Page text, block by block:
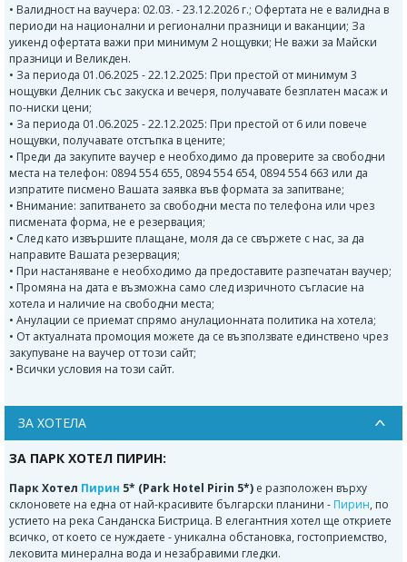
• Валидност на ваучера: 02.03. - 23.12.2026 г.; Офертата не е валидна в
периоди на национални и регионални празници и ваканции; За
уикенд офертата важи при минимум 2 нощувки; Не важи за Майски
празници и Великден.
• За периода 01.06.2025 - 22.12.2025: При престой от минимум 3
нощувки Делник със закуска и вечеря, получавате безплатен масаж и
по-ниски цени;
• За периода 01.06.2025 - 22.12.2025: При престой от 6 или повече
нощувки, получавате отстъпка в цените;
• Преди да закупите ваучер е необходимо да проверите за свободни
места на телефон: 0894 554 655, 0894 554 654, 0894 554 663 или да
изпратите писмено Вашата заявка във формата за запитване;
• Внимание: запитването за свободни места по телефона или чрез
писмената форма, не е резервация;
• След като извършите плащане, моля да се свържете с нас, за да
направите Вашата резервация;
• При настаняване е необходимо да предоставите разпечатан ваучер;
• Промяна на дата е възможна само след изричното съгласие на
хотела и наличие на свободни места;
• Анулации се приемат спрямо анулационната политика на хотела;
• От актуалната промоция можете да се възползвате единствено чрез
закупуване на ваучер от този сайт;
• Всички условия на този сайт.
ЗА ХОТЕЛА
ЗА ПАРК ХОТЕЛ ПИРИН:
Парк Хотел Пирин 5* (Park Hotel Pirin 5*) е разположен върху
склоновете на една от най-красивите български планини - Пирин, по
устието на река Санданска Бистрица. В елегантния хотел ще откриете
всичко, от което се нуждаете - уникална обстановка, гостоприемство,
лековита минерална вода и незабравими гледки.